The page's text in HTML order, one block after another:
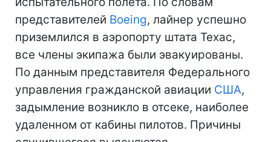
представителей Boeing, лайнер успешно
приземлился в аэропорту штата Техас,
все члены экипажа были эвакуированы.
По данным представителя Федерального
управления гражданской авиации США,
задымление возникло в отсеке, наиболее
удаленном от кабины пилотов. Причины